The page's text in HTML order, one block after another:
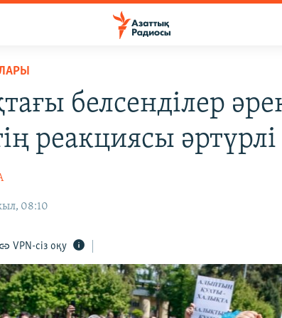
белсенділер
реакциясы әртүрлі
08:10
VPN-сіз оқу